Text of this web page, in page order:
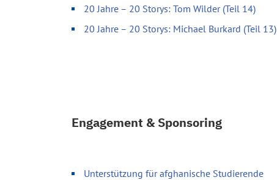
20 Jahre – 20 Storys: Tom Wilder (Teil 14)
20 Jahre – 20 Storys: Michael Burkard (Teil 13)
Engagement & Sponsoring
Unterstützung für afghanische Studierende